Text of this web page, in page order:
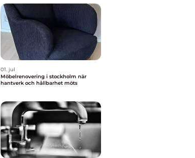
01. jul
Möbelrenovering i stockholm när
hantverk och hållbarhet möts